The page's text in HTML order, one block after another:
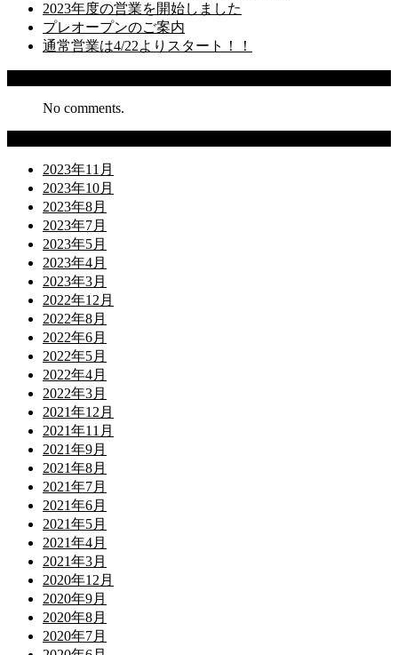
2023年度の営業を開始しました
プレオープンのご案内
通常営業は4/22よりスタート！！
No comments.
2023年11月
2023年10月
2023年8月
2023年7月
2023年5月
2023年4月
2023年3月
2022年12月
2022年8月
2022年6月
2022年5月
2022年4月
2022年3月
2021年12月
2021年11月
2021年9月
2021年8月
2021年7月
2021年6月
2021年5月
2021年4月
2021年3月
2020年12月
2020年9月
2020年8月
2020年7月